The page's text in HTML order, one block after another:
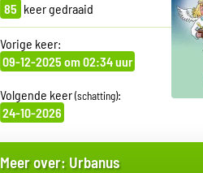
85 keer gedraaid
Vorige keer:
09-12-2025 om 02:34 uur
Volgende keer(schatting):
24-10-2026
Meer over: Urbanus